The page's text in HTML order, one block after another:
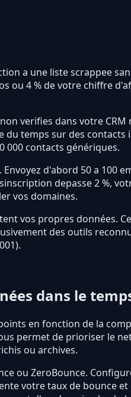
a une liste scrappee
4 % de votre chiffre
verifies dans votre
temps sur des contacts
000 contacts génériques.
d'abord 50 a 100
depasse 2 %,
vos domaines.
vos propres données.
des outils
dans le
en fonction de la
permet de prioriser le
ou archives.
ou ZeroBounce.
votre taux de bounce